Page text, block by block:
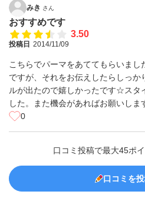
みき さん
おすすめです
3.50
投稿日 2014/11/09
こちらでパーマをあててもらいま
ですが、それをお伝えしたらしっか
ルが出たので嬉しかったです☆スタ
した。また機会があればお願いしま
0
口コミ投稿で最大45ポ
口コミを